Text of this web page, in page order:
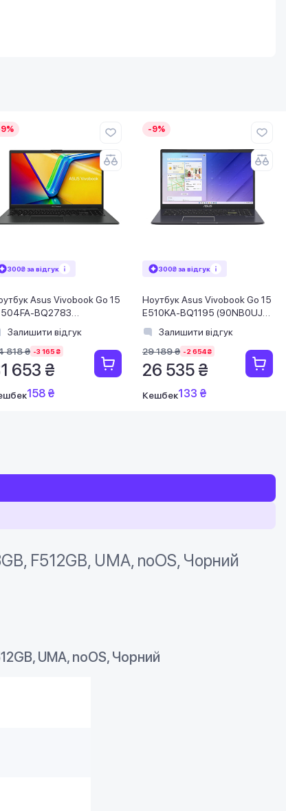
300₴ за відгук
Asus Vivobook Go 15
BQ2783
M04KC0) Mixed
Залишити відгук
818 ₴ -3 165 ₴
653 ₴
158 ₴
-9%
300₴ за відгук
Ноутбук Asus Vivobook Go 15
E510KA-BQ1195 (90NB0UJ5-
M01UE0) Star Black
Залишити відгук
29 189 ₴ -2 654 ₴
26 535 ₴
Кешбек133 ₴
F512GB, UMA, noOS, Чорний
UMA, noOS, Чорний